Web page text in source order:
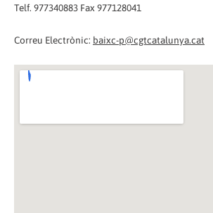
Telf. 977340883 Fax 977128041
Correu Electrònic: baixc-p@cgtcatalunya.cat